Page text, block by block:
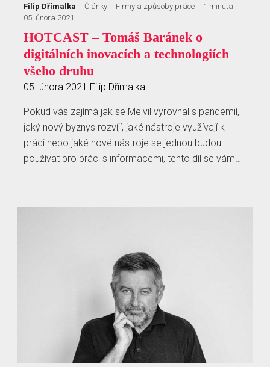
Filip Dřímalka Články Firmy a způsoby práce
1 minuta
05. února 2021
HOTCAST – Tomáš Baránek o
digitálních inovacích a technologiích
všeho druhu
05. února 2021 Filip Dřímalka
Pokud vás zajímá jak se Melvil vyrovnal s pandemií,
jaký nový byznys rozvíjí, jaké nástroje využívají k
práci nebo jaké nové nástroje se jednou budou
používat pro práci s informacemi, tento díl se vám…